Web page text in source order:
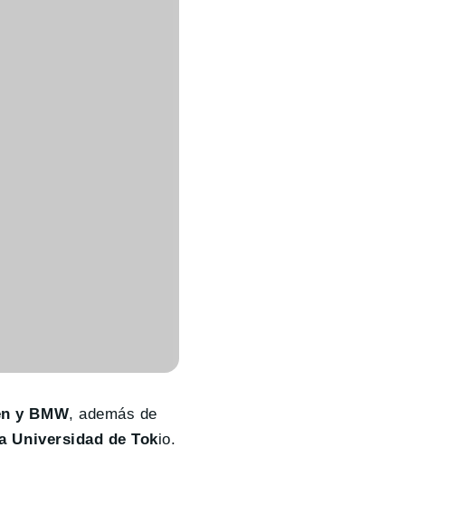
y BMW, además de
Universidad de Tokio.